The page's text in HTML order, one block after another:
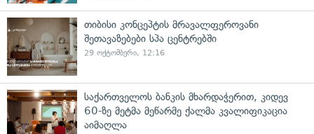
თიბისი კონცეპტის მრავალფეროვანი
შეთავაზებები სპა ცენტრებში
29 ოქტომბერი, 12:16
საქართველოს ბანკის მხარდაჭერით, კიდევ
60-ზე მეტმა მეწარმე ქალმა კვალიფიკაცია
აიმაღლა